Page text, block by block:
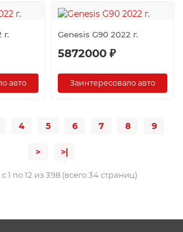
г.
авто
Genesis G90 2022 г.
5872000 ₽
Заинтересовало авто
4 5 6 7 8 9
> >|
1 по 12 из 398 (всего 34 страниц)